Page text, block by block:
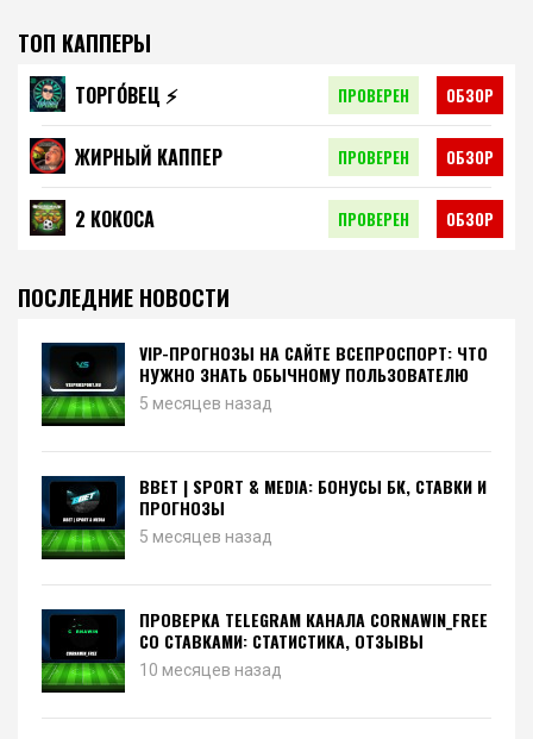
ТОП КАППЕРЫ
ТОРГО́ВЕЦ ⚡️ ПРОВЕРЕН ОБЗОР
ЖИРНЫЙ КАППЕР ПРОВЕРЕН ОБЗОР
2 КОКОСА ПРОВЕРЕН ОБЗОР
ПОСЛЕДНИЕ НОВОСТИ
VIP-ПРОГНОЗЫ НА САЙТЕ ВСЕПРОСПОРТ: ЧТО
НУЖНО ЗНАТЬ ОБЫЧНОМУ ПОЛЬЗОВАТЕЛЮ
5 месяцев назад
BBET | SPORT & MEDIA: БОНУСЫ БК, СТАВКИ И
ПРОГНОЗЫ
5 месяцев назад
ПРОВЕРКА TELEGRAM КАНАЛА CORNAWIN_FREE
СО СТАВКАМИ: СТАТИСТИКА, ОТЗЫВЫ
10 месяцев назад